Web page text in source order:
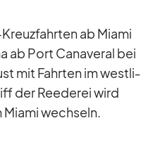
ab Mi­ami
ab Port Ca­na­ve­ral bei
mit Fahr­ten im west­li­
der Ree­de­rei wird
Mi­ami wech­seln.